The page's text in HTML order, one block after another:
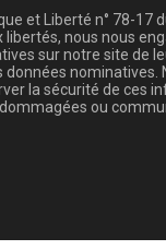
et Liberté n° 78-17
nous nous
sur notre site de
nominatives.
la sécurité de ces
ou